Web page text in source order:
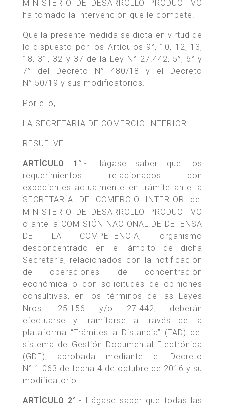
MINISTERIO DE DESARROLLO PRODUCTIVO
ha tomado la intervención que le compete.
Que la presente medida se dicta en virtud de
lo dispuesto por los Artículos 9°, 10, 12, 13,
18, 31, 32 y 37 de la Ley N° 27.442, 5°, 6° y
7° del Decreto N° 480/18 y el Decreto
N° 50/19 y sus modificatorios.
Por ello,
LA SECRETARIA DE COMERCIO INTERIOR
RESUELVE:
ARTÍCULO 1°.- Hágase saber que los
requerimientos relacionados con
expedientes actualmente en trámite ante la
SECRETARÍA DE COMERCIO INTERIOR del
MINISTERIO DE DESARROLLO PRODUCTIVO
o ante la COMISIÓN NACIONAL DE DEFENSA
DE LA COMPETENCIA, organismo
desconcentrado en el ámbito de dicha
Secretaría, relacionados con la notificación
de operaciones de concentración
económica o con solicitudes de opiniones
consultivas, en los términos de las Leyes
Nros. 25.156 y/o 27.442, deberán
efectuarse y tramitarse a través de la
plataforma “Trámites a Distancia” (TAD) del
sistema de Gestión Documental Electrónica
(GDE), aprobada mediante el Decreto
N° 1.063 de fecha 4 de octubre de 2016 y su
modificatorio.
ARTÍCULO 2°.- Hágase saber que todas las